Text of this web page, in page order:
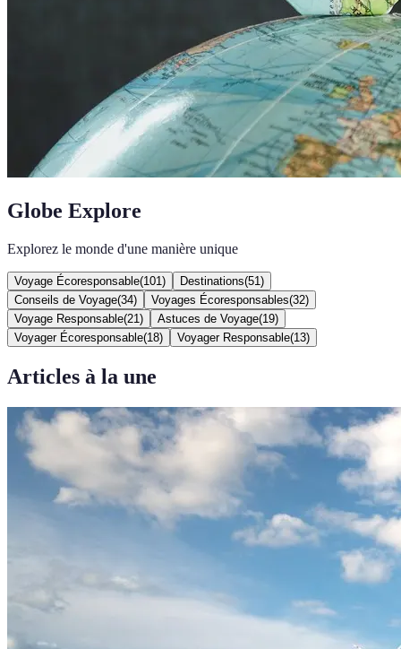
Globe Explore
Explorez le monde d'une manière unique
Voyage Écoresponsable(101 ) Destinations(51 )
Conseils de Voyage(34) Voyages Écoresponsables(32)
Voyage Responsable(21 ) Astuces de Voyage(19)
Voyager Écoresponsable(18) Voyager Responsable(13)
Articles à la une